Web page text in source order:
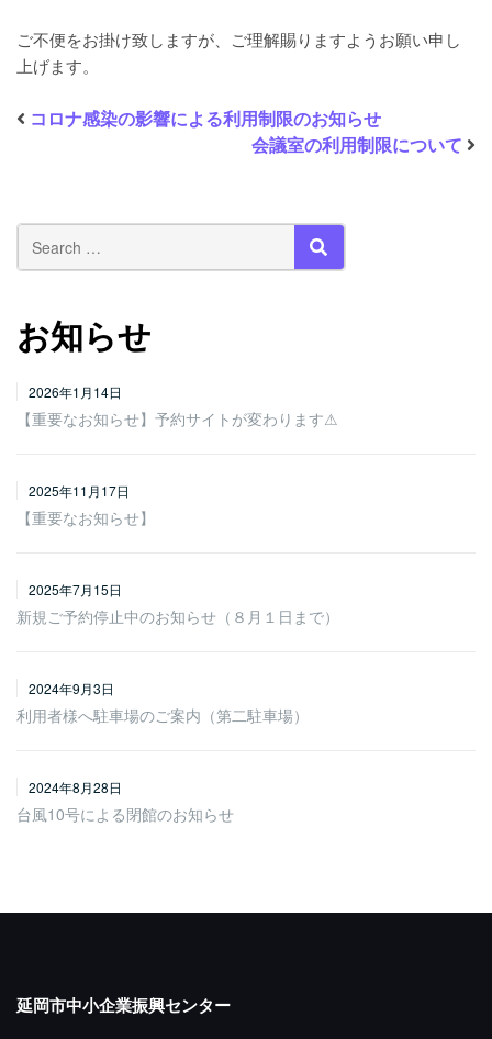
ご不便をお掛け致しますが、ご理解賜りますようお願い申し
上げます。
コロナ感染の影響による利用制限のお知らせ
会議室の利用制限について
SEARCH
お知らせ
2026年1月14日
【重要なお知らせ】予約サイトが変わります⚠
2025年11月17日
【重要なお知らせ】
2025年7月15日
新規ご予約停止中のお知らせ（８月１日まで）
2024年9月3日
利用者様へ駐車場のご案内（第二駐車場）
2024年8月28日
台風10号による閉館のお知らせ
延岡市中小企業振興センター